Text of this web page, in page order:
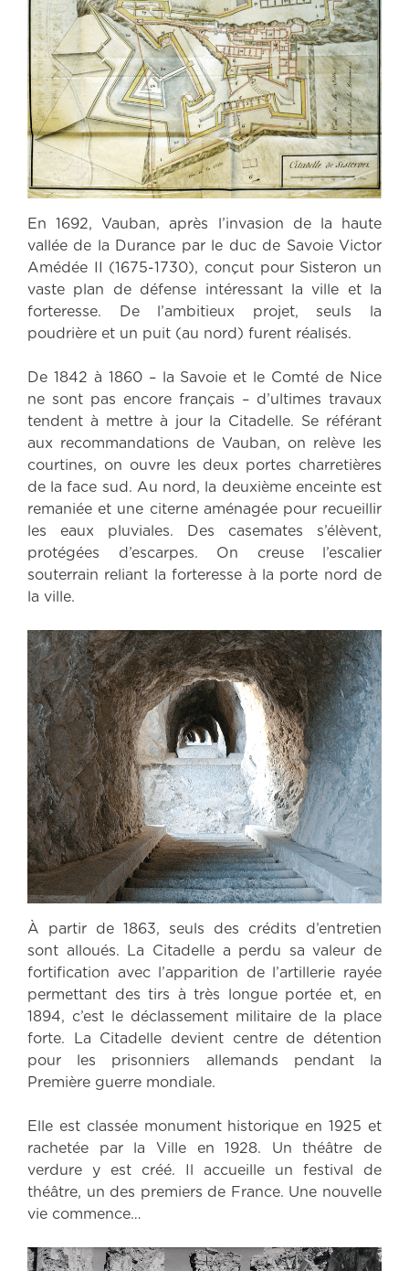
En 1692, Vauban, après l’invasion de la haute
vallée de la Durance par le duc de Savoie Victor
Amédée II (1675-1730), conçut pour Sisteron un
vaste plan de défense intéressant la ville et la
forteresse. De l’ambitieux projet, seuls la
poudrière et un puit (au nord) furent réalisés.
De 1842 à 1860 – la Savoie et le Comté de Nice
ne sont pas encore français – d’ultimes travaux
tendent à mettre à jour la Citadelle. Se référant
aux recommandations de Vauban, on relève les
courtines, on ouvre les deux portes charretières
de la face sud. Au nord, la deuxième enceinte est
remaniée et une citerne aménagée pour recueillir
les eaux pluviales. Des casemates s’élèvent,
protégées d’escarpes. On creuse l’escalier
souterrain reliant la forteresse à la porte nord de
la ville.
À partir de 1863, seuls des crédits d’entretien
sont alloués. La Citadelle a perdu sa valeur de
fortification avec l’apparition de l’artillerie rayée
permettant des tirs à très longue portée et, en
1894, c’est le déclassement militaire de la place
forte. La Citadelle devient centre de détention
pour les prisonniers allemands pendant la
Première guerre mondiale.
Elle est classée monument historique en 1925 et
rachetée par la Ville en 1928. Un théâtre de
verdure y est créé. Il accueille un festival de
théâtre, un des premiers de France. Une nouvelle
vie commence…